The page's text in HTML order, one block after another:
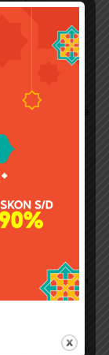
paling umum
petroleum
beruang.
berarti apel.
sebagai
Jadi pomade
tapi pomade
(free
Wijaya
impor. Salah
rambut ini
bahwa dia